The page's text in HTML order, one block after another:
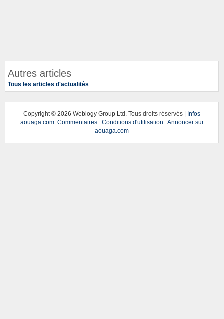
Autres articles
Tous les articles d'actualités
Copyright © 2026 Weblogy Group Ltd. Tous droits réservés |
Infos
aouaga.com. Commentaires. Conditions d'utilisation .Annoncer sur
aouaga.com